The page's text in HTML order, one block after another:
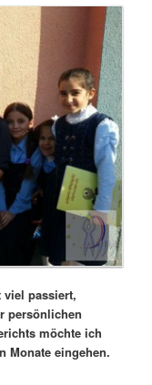
passiert,
persönlichen
möchte ich
Monate eingehen.